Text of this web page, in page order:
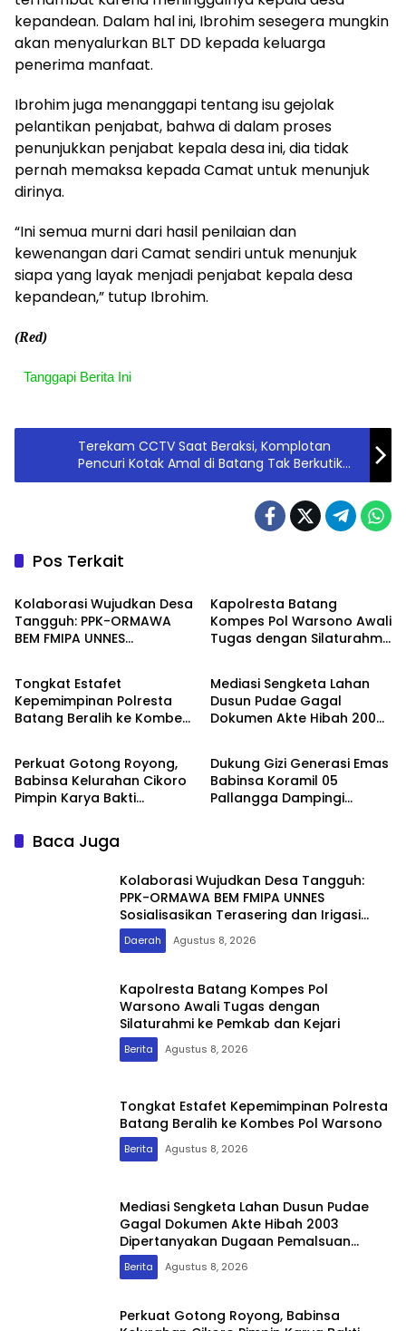
kepandean. Dalam hal ini, Ibrohim sesegera mungkin
akan menyalurkan BLT DD kepada keluarga
penerima manfaat.
Ibrohim juga menanggapi tentang isu gejolak
pelantikan penjabat, bahwa di dalam proses
penunjukkan penjabat kepala desa ini, dia tidak
pernah memaksa kepada Camat untuk menunjuk
dirinya.
“Ini semua murni dari hasil penilaian dan
kewenangan dari Camat sendiri untuk menunjuk
siapa yang layak menjadi penjabat kepala desa
kepandean,” tutup Ibrohim.
(Red)
Tanggapi Berita Ini
Terekam CCTV Saat Beraksi, Komplotan
Pencuri Kotak Amal di Batang Tak Berkutik
Ditangkap Polisi
Pos Terkait
Daerah
Kolaborasi Wujudkan Desa
Tangguh: PPK-ORMAWA
BEM FMIPA UNNES
Longsor
Kapolresta Batang
Kompes Pol Warsono Awali
Tugas dengan Silaturahmi
Berita
Tongkat Estafet
Kepemimpinan Polresta
Batang Beralih ke Kombes
Berita
Mediasi Sengketa Lahan
Dusun Pudae Gagal
Dokumen Akte Hibah 2003
Berita
Perkuat Gotong Royong,
Babinsa Kelurahan Cikoro
Pimpin Karya Bakti
Berita
Dukung Gizi Generasi Emas
Babinsa Koramil 05
Pallangga Dampingi
Baca Juga
Kolaborasi Wujudkan Desa Tangguh:
PPK-ORMAWA BEM FMIPA UNNES
Sosialisasikan Terasering dan Irigasi
untuk Mitigasi Longsor
Daerah Agustus 8, 2026
Kapolresta Batang Kompes Pol
Warsono Awali Tugas dengan
Silaturahmi ke Pemkab dan Kejari
Berita Agustus 8, 2026
Tongkat Estafet Kepemimpinan Polresta
Batang Beralih ke Kombes Pol Warsono
Berita Agustus 8, 2026
Mediasi Sengketa Lahan Dusun Pudae
Gagal Dokumen Akte Hibah 2003
Dipertanyakan Dugaan Pemalsuan
Mencuat
Berita Agustus 8, 2026
Perkuat Gotong Royong, Babinsa